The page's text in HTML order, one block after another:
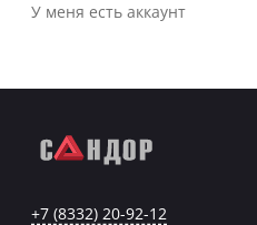
У меня есть аккаунт
+7 (8332) 20-92-12